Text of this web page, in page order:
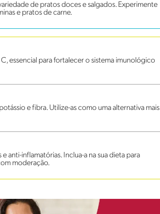
de pratos doces e salgados. Experimente
e pratos de carne.
essencial para fortalecer o sistema imunológico
e fibra. Utilize-as como uma alternativa mais
anti-inflamatórias. Inclua-a na sua dieta para
moderação.